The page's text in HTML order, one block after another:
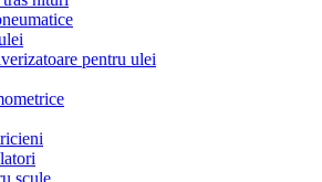
pentru ulei
scule